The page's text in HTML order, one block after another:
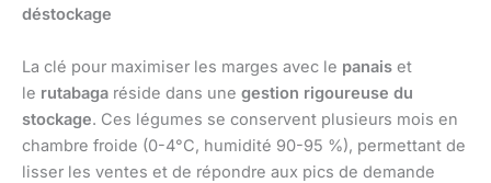
déstockage
La clé pour maximiser les marges avec le panais et
le rutabaga réside dans une gestion rigoureuse du
stockage. Ces légumes se conservent plusieurs mois en
chambre froide (0-4°C, humidité 90-95 %), permettant de
lisser les ventes et de répondre aux pics de demande